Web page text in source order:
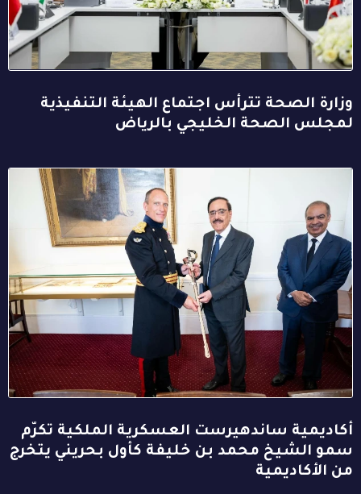
وزارة الصحة تترأس اجتماع الهيئة التنفيذية
لمجلس الصحة الخليجي بالرياض
أكاديمية ساندهيرست العسكرية الملكية تكرّم
سمو الشيخ محمد بن خليفة كأول بحريني يتخرج
من الأكاديمية